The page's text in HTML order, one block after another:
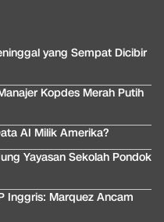
yang Sempat Dicibir
Kopdes Merah Putih
AI Milik Amerika?
Yayasan Sekolah Pondok
Inggris: Marquez Ancam